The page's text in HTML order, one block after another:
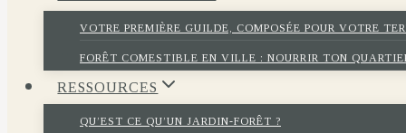
VOTRE PREMIÈRE GUILDE, COMPOSÉE POUR VOTRE
FORÊT COMESTIBLE EN VILLE : NOURRIR TON
RESSOURCES
QU’EST CE QU’UN JARDIN-FORÊT ?